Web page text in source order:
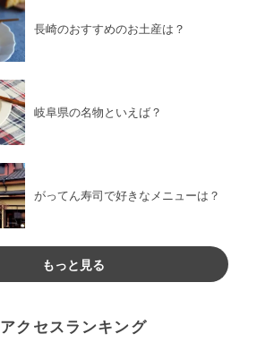
長崎のおすすめのお土産は？
岐阜県の名物といえば？
がってん寿司で好きなメニューは？
もっと見る
アクセスランキング